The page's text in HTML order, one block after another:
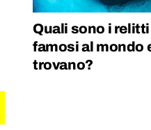
Quali sono i
famosi al mondo
trovano?